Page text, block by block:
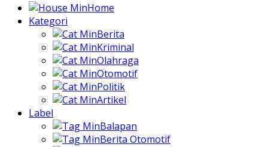
Home
Kategori
Berita
Kriminal
Olahraga
Otomotif
Politik
Artikel
Label
Balapan
Berita Otomotif